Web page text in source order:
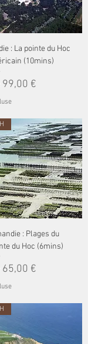
: La pointe du Hoc
(10mins)
99,00 €
: Plages du
du Hoc (6mins)
65,00 €